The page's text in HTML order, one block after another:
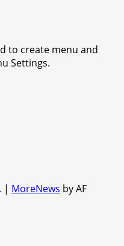
to create menu and
Settings.
| MoreNews by AF